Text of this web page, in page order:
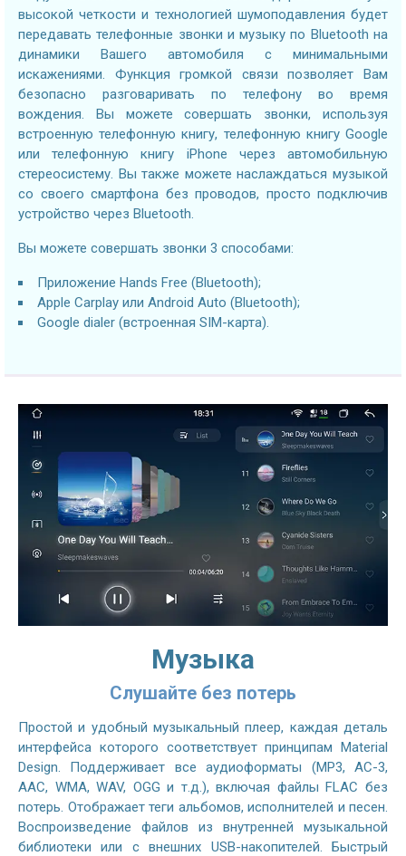
высокой четкости и технологией шумоподавления будет
передавать телефонные звонки и музыку по Bluetooth на
динамики Вашего автомобиля с минимальными
искажениями. Функция громкой связи позволяет Вам
безопасно разговаривать по телефону во время
вождения. Вы можете совершать звонки, используя
встроенную телефонную книгу, телефонную книгу Google
или телефонную книгу iPhone через автомобильную
стереосистему. Вы также можете наслаждаться музыкой
со своего смартфона без проводов, просто подключив
устройство через Bluetooth.
Вы можете совершать звонки 3 способами:
Приложение Hands Free (Bluetooth);
Apple Carplay или Android Auto (Bluetooth);
Google dialer (встроенная SIM-карта).
Музыка
Слушайте без потерь
Простой и удобный музыкальный плеер, каждая деталь
интерфейса которого соответствует принципам Material
Design. Поддерживает все аудиоформаты (MP3, AC-3,
AAC, WMA, WAV, OGG и т.д.), включая файлы FLAC без
потерь. Отображает теги альбомов, исполнителей и песен.
Воспроизведение файлов из внутренней музыкальной
библиотеки или с внешних USB-накопителей. Быстрый